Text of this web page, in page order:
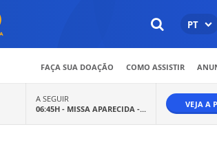
PT
FAÇA SUA DOAÇÃO COMO ASSISTIR
A SEGUIR
06:45H - MISSA APARECIDA -... VEJA A